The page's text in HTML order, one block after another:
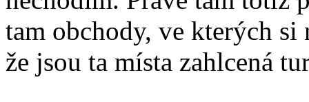
tam obchody, ve kterých
že jsou ta místa zahlcená